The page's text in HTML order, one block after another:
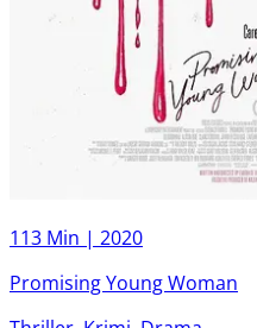
113 Min | 2020
Promising Young Woman